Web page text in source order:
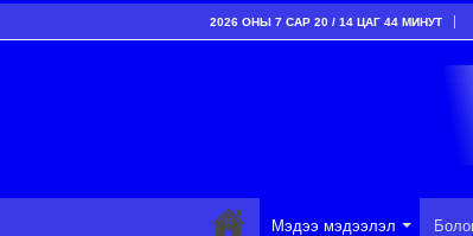
2026 ОНЫ 7 САР 20 / 14 ЦАГ 44 МИНУТ
Мэдээ мэдээлэл